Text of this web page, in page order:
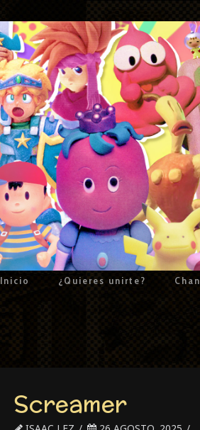
Inicio ¿Quieres unirte? Chan
Screamer